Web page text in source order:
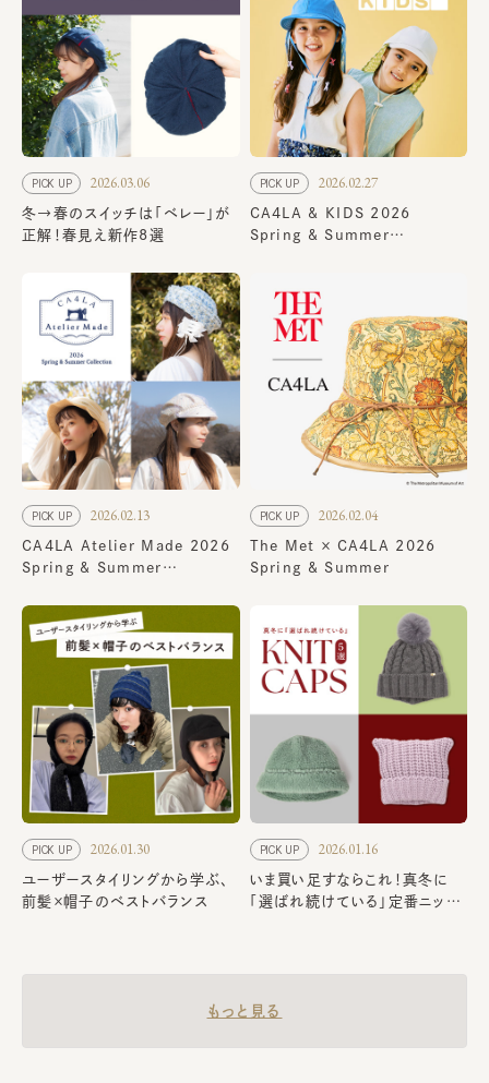
PICK UP 2026.03.06
冬→春のスイッチは「ベレー」が
正解！春見え新作8選
PICK UP 2026.02.27
CA4LA & KIDS 2026
Spring & Summer
PICK UP 2026.02.13
CA4LA Atelier Made 2026
Spring & Summer
PICK UP 2026.02.04
The Met × CA4LA 2026
Spring & Summer
PICK UP 2026.01.30
ユーザースタイリングから学ぶ、
前髪×帽子のベストバランス
PICK UP 2026.01.16
いま買い足すならこれ！真冬に
「選ばれ続けている」定番ニット
もっと見る